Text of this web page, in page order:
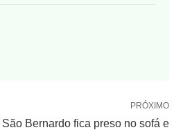
PRÓXIMO
Bernardo fica preso no sofá e